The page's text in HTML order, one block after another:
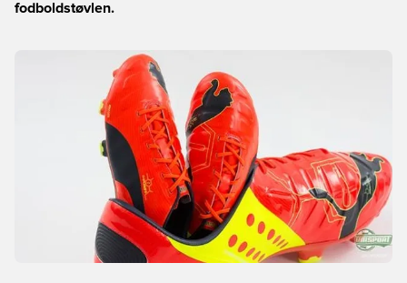
fodboldstøvlen.